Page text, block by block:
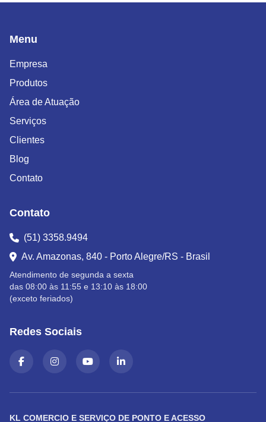
Menu
Empresa
Produtos
Área de Atuação
Serviços
Clientes
Blog
Contato
Contato
(51) 3358.9494
Av. Amazonas, 840 - Porto Alegre/RS - Brasil
Atendimento de segunda a sexta
das 08:00 às 11:55 e 13:10 às 18:00
(exceto feriados)
Redes Sociais
KL COMERCIO E SERVIÇO DE PONTO E ACESSO